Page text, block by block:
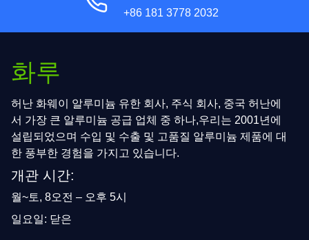
+86 181 3778 2032
화루
허난 화웨이 알루미늄 유한 회사, 주식 회사, 중국 허난에
서 가장 큰 알루미늄 공급 업체 중 하나,우리는 2001년에
설립되었으며 수입 및 수출 및 고품질 알루미늄 제품에 대
한 풍부한 경험을 가지고 있습니다.
개관 시간:
월~토, 8오전 – 오후 5시
일요일: 닫은